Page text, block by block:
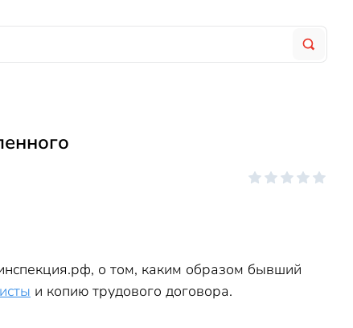
о том, каким образом бывший
и копию трудового договора.